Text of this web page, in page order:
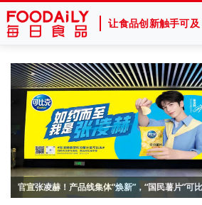
让食品创新触手可及
官宣张凌赫！产品线集体“焕新”，“国民薯片”可